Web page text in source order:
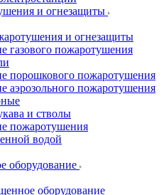
и огнезащиты
и огнезащиты
газового пожаротушения
порошкового пожаротушения
аэрозольного пожаротушения
и стволы
пожаротушения
водой
оборудование
оборудование